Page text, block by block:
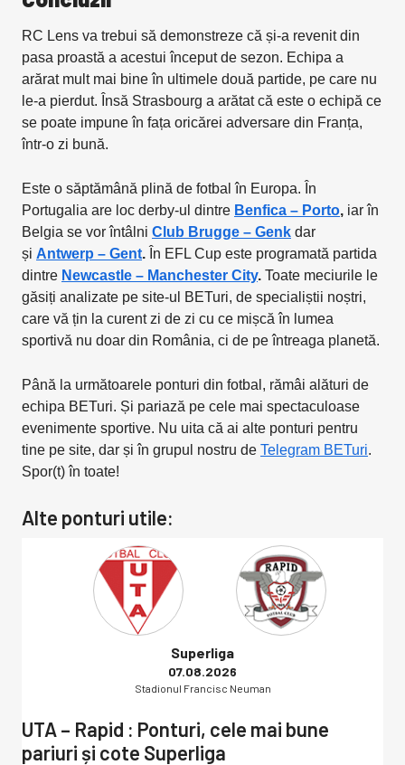
RC Lens va trebui să demonstreze că și-a revenit din
pasa proastă a acestui început de sezon. Echipa a
arărat mult mai bine în ultimele două partide, pe care nu
le-a pierdut. Însă Strasbourg a arătat că este o echipă ce
se poate impune în fața oricărei adversare din Franța,
într-o zi bună.
Este o săptămână plină de fotbal în Europa. În
Portugalia are loc derby-ul dintre Benfica – Porto, iar în
Belgia se vor întâlni Club Brugge – Genk dar
și Antwerp – Gent. În EFL Cup este programată partida
dintre Newcastle – Manchester City. Toate meciurile le
găsiți analizate pe site-ul BETuri, de specialiștii noștri,
care vă țin la curent zi de zi cu ce mișcă în lumea
sportivă nu doar din România, ci de pe întreaga planetă.
Până la următoarele ponturi din fotbal, rămâi alături de
echipa BETuri. Și pariază pe cele mai spectaculoase
evenimente sportive. Nu uita că ai alte ponturi pentru
tine pe site, dar și în grupul nostru de Telegram BETuri.
Spor(t) în toate!
Alte ponturi utile:
Superliga
07.08.2026
Stadionul Francisc Neuman
UTA – Rapid : Ponturi, cele mai bune
pariuri și cote Superliga